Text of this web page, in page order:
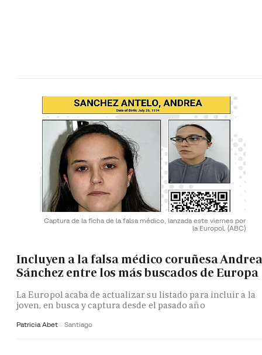
Captura de la ficha de la falsa médico, lanzada este viernes por
la Europol. (ABC)
Incluyen a la falsa médico coruñesa Andrea
Sánchez entre los más buscados de Europa
La Europol acaba de actualizar su listado para incluir a la
joven, en busca y captura desde el pasado año
Patricia Abet Santiago